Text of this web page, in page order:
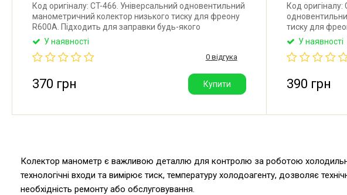
Код оригіналу: CT-466. Універсальний одновентильний
манометричний колектор низького тиску для фреону
R600A. Підходить для заправки будь-якого
холодильного обладнання, яке працює на фреоні
У наявності
0 відгука
370 грн Купити
Код оригіналу:
тиску для
для заправки
У наявності
390 грн
Колектор манометр є важливою деталлю для контролю за роботою
технологічні входи та вимірює тиск, температуру холодоагенту, дозволяє
необхідність ремонту або обслуговування.